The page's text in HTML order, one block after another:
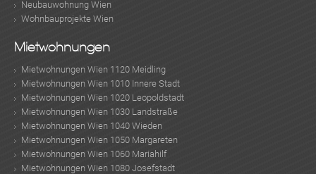
Neubauwohnung Wien
Wohnbauprojekte Wien
Mietwohnungen
Mietwohnungen Wien 1120 Meidling
Mietwohnungen Wien 1010 Innere Stadt
Mietwohnungen Wien 1020 Leopoldstadt
Mietwohnungen Wien 1030 Landstraße
Mietwohnungen Wien 1040 Wieden
Mietwohnungen Wien 1050 Margareten
Mietwohnungen Wien 1060 Mariahilf
Mietwohnungen Wien 1080 Josefstadt